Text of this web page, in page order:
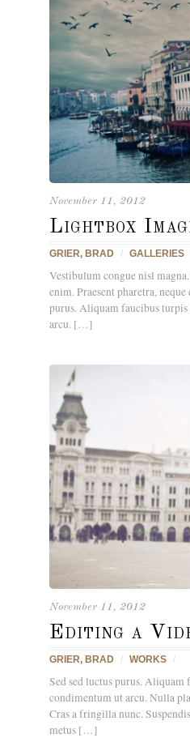
November 11, 2012
Lightbox
GRIER, BRAD / GALLERIES
Vestibulum congue nisl
enim. Praesent pharetra,
purus. Aliquam faucibus turpis
arcu. […]
November 11, 2012
Editing a
GRIER, BRAD / WORKS /
Sed sed luctus purus. Aliquam
condimentum ut arcu. Nulla
Cras a fringilla nunc.
metus […]